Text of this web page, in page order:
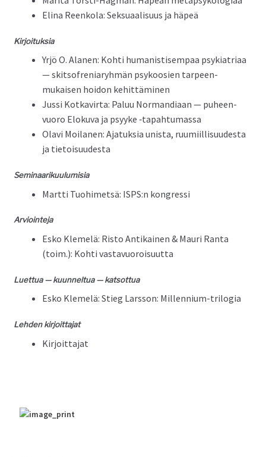
Eli­na Reenko­la: Sek­suaal­isu­us ja häpeä
Kir­joituk­sia
Yrjö O. Ala­nen: Kohti human­is­tisem­paa psyki­a­tri­aa
— skit­sofre­niaryh­män psykoosien tarpeen­
mukaisen hoidon kehittäminen
Jus­si Kotkavir­ta: Paluu Nor­man­di­aan — puheen­
vuoro Eloku­va ja psyyke ‑tapah­tu­mas­sa
Olavi Moila­nen: Ajatuk­sia unista, ruumi­il­lisu­ud­es­ta
ja tietoisuudesta
Sem­i­naariku­u­lu­misia
Mart­ti Tuo­himet­sä: ISPS:n kongressi
Arvioin­te­ja
Esko Klemelä: Ris­to Antikainen & Mau­ri Ranta
(toim.): Kohti vastavuoroisuutta
Luet­tua — kuun­nel­tua — katsottua
Esko Klemelä: Stieg Lars­son: Millennium-trilogia
Lehden kir­joit­ta­jat
Kir­joit­ta­jat